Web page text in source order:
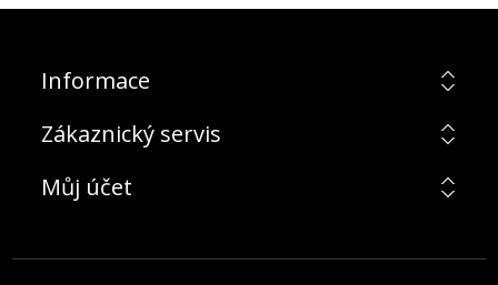
Informace
Zákaznický servis
Můj účet